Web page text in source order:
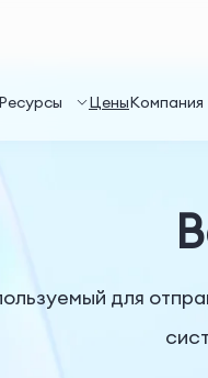
Ресурсы ЦеныКомпания
для